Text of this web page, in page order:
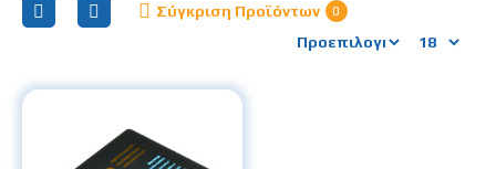
Σύγκριση Προϊόντων 0